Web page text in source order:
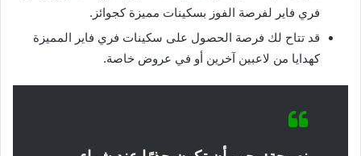
فري فاير لفرصة الفوز بسكينات مميزة كجوائز.
قد تتاح لك فرصة الحصول على سكينات فري فاير المميزة
كهدايا من لاعبين آخرين أو في عروض خاصة.